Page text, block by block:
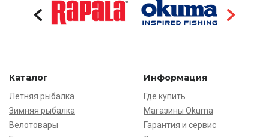
Каталог
Летняя рыбалка
Зимняя рыбалка
Велотовары
Информация
Где купить
Магазины Okuma
Гарантия и сервис